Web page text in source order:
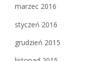
marzec 2016
styczeń 2016
grudzień 2015